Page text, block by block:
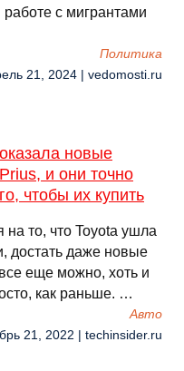
работе с мигрантами
Политика
21, 2024 | vedomosti.ru
новые
и они точно
чтобы их купить
на то, что Toyota ушла
достать даже новые
еще можно, хоть и
как раньше. …
Авто
21, 2022 | techinsider.ru